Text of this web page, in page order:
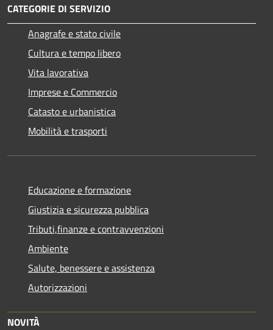
CATEGORIE DI SERVIZIO
Anagrafe e stato civile
Cultura e tempo libero
Vita lavorativa
Imprese e Commercio
Catasto e urbanistica
Mobilità e trasporti
Educazione e formazione
Giustizia e sicurezza pubblica
Tributi,finanze e contravvenzioni
Ambiente
Salute, benessere e assistenza
Autorizzazioni
NOVITÀ